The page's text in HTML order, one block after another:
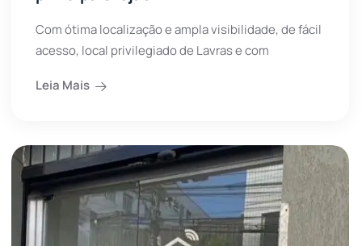
Com ótima localização e ampla visibilidade, de fácil
acesso, local privilegiado de Lavras e com
Leia Mais